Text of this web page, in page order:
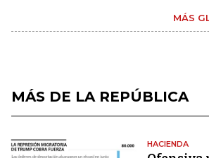
MÁS
MÁS DE LA REPÚBLICA
HACIENDA